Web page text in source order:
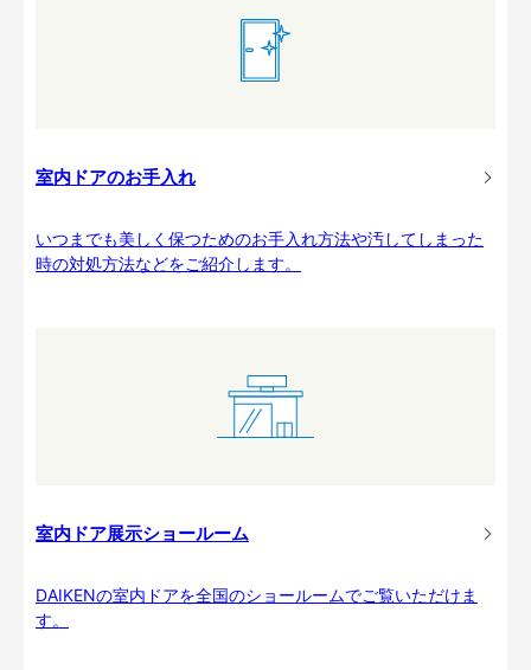
室内ドアのお手入れ
いつまでも美しく保つためのお手入れ方法や汚してしまった
時の対処方法などをご紹介します。
室内ドア展示ショールーム
DAIKENの室内ドアを全国のショールームでご覧いただけま
す。